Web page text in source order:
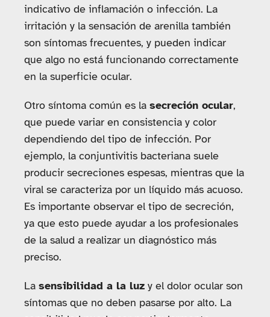
indicativo de inflamación o infección. La
irritación y la sensación de arenilla también
son síntomas frecuentes, y pueden indicar
que algo no está funcionando correctamente
en la superficie ocular.
Otro síntoma común es la secreción ocular,
que puede variar en consistencia y color
dependiendo del tipo de infección. Por
ejemplo, la conjuntivitis bacteriana suele
producir secreciones espesas, mientras que la
viral se caracteriza por un líquido más acuoso.
Es importante observar el tipo de secreción,
ya que esto puede ayudar a los profesionales
de la salud a realizar un diagnóstico más
preciso.
La sensibilidad a la luz y el dolor ocular son
síntomas que no deben pasarse por alto. La